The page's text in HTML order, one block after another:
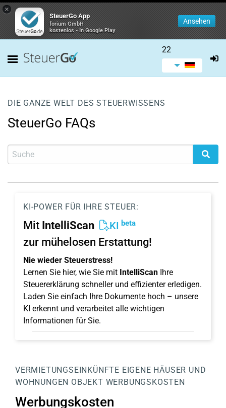
×
SteuerGo App
forium GmbH
kostenlos - In Google Play
Ansehen
22
DIE GANZE WELT DES STEUERWISSENS
SteuerGo FAQs
KI-POWER FÜR IHRE STEUER:
Mit IntelliScan KI beta
zur mühelosen Erstattung!
Nie wieder Steuerstress!
Lernen Sie hier, wie Sie mit IntelliScan Ihre
Steuererklärung schneller und effizienter erledigen.
Laden Sie einfach Ihre Dokumente hoch – unsere
KI erkennt und verarbeitet alle wichtigen
Informationen für Sie.
VERMIETUNGSEINKÜNFTE EIGENE HÄUSER UND
WOHNUNGEN OBJEKT WERBUNGSKOSTEN
Werbungskosten